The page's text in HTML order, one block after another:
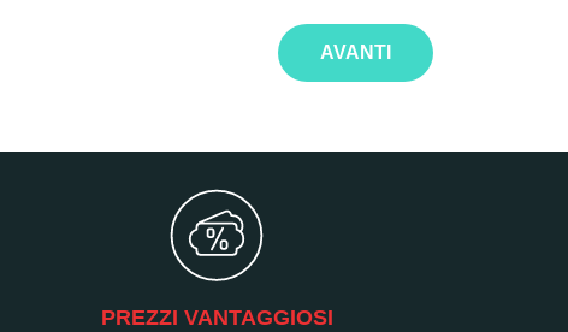
AVANTI
PREZZI VANTAGGIOSI